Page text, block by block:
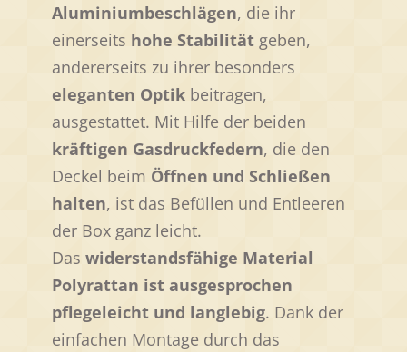
Aluminiumbeschlägen, die ihr
einerseits hohe Stabilität geben,
andererseits zu ihrer besonders
eleganten Optik beitragen,
ausgestattet. Mit Hilfe der beiden
kräftigen Gasdruckfedern, die den
Deckel beim Öffnen und Schließen
halten, ist das Befüllen und Entleeren
der Box ganz leicht.
Daswiderstandsfähige Material
Polyrattan ist ausgesprochen
pflegeleicht und langlebig. Dank der
einfachen Montage durch das